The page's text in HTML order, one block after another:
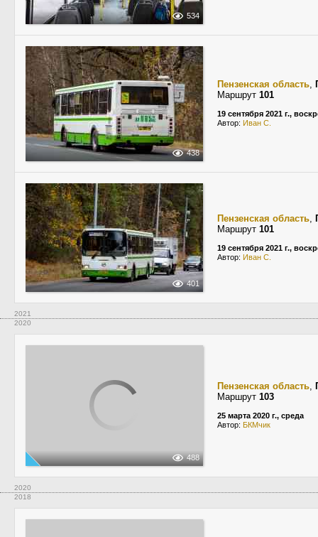
534
438
Пензенская область,
Маршрут 101
19 сентября 2021 г.,
Автор: Иван С.
401
Пензенская область,
Маршрут 101
19 сентября 2021 г.,
Автор: Иван С.
2021
2020
488
Пензенская область,
Маршрут 103
25 марта 2020 г., среда
Автор: БКМчик
2020
2018